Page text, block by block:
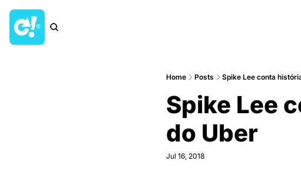
Home Posts Spike Lee conta
Spike Lee
do Uber
Jul 16, 2018